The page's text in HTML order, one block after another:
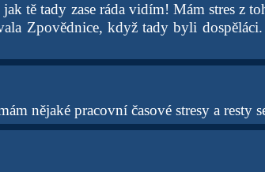
tě tady zase ráda vidím! Mám stres z
Zpovědnice, když tady byli
nějaké pracovní časové stresy a resty